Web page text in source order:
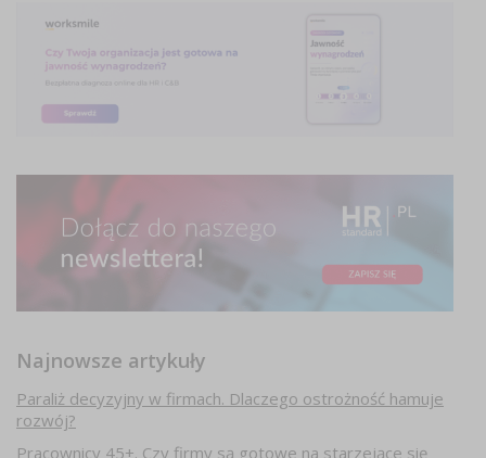
Najnowsze artykuły
Paraliż decyzyjny w firmach. Dlaczego ostrożność hamuje
rozwój?
Pracownicy 45+. Czy firmy są gotowe na starzejące się